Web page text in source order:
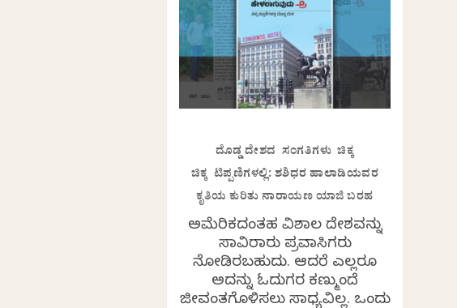
ದೊಡ್ಡ ದೇಶದ ಸಂಗತಿಗಳು ಚಿಕ್ಕ
ಚಿಕ್ಕ ಟಿಪ್ಪಣಿಗಳಲ್ಲಿ: ಶಶಿಧರ ಹಾಲಾಡಿಯವರ
ಕೃತಿಯ ಕುರಿತು ನಾರಾಯಣ ಯಾಜಿ ಬರಹ
ಅಮೆರಿಕದಂತಹ ವಿಶಾಲ ದೇಶವನ್ನು
ಸಾವಿರಾರು ಪ್ರವಾಸಿಗರು
ನೋಡಿರಬಹುದು. ಆದರೆ ಎಲ್ಲರೂ
ಅದನ್ನು ಓದುಗರ ಕಣ್ಮುಂದೆ
ಜೀವಂತಗೊಳಿಸಲು ಸಾಧ್ಯವಿಲ್ಲ. ಒಂದು